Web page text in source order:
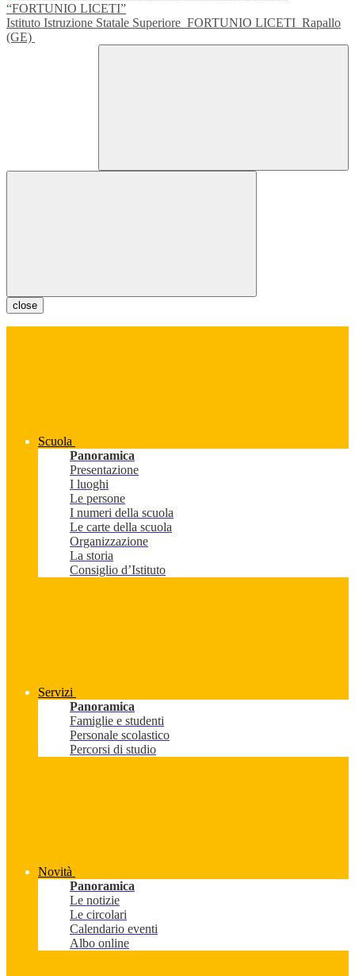
Istituto Istruzione Statale Superiore FORTUNIO LICETI Rapallo
(GE)
close
Scuola
Panoramica
Presentazione
I luoghi
Le persone
I numeri della scuola
Le carte della scuola
Organizzazione
La storia
Consiglio d’Istituto
Servizi
Panoramica
Famiglie e studenti
Personale scolastico
Percorsi di studio
Novità
Panoramica
Le notizie
Le circolari
Calendario eventi
Albo online